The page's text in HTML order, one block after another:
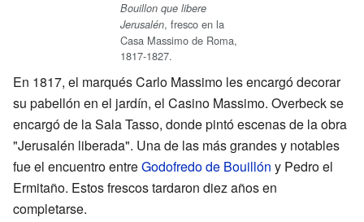
Bouillon que libere
Jerusalén, fresco en la
Casa Massimo de Roma,
1817-1827.
En 1817, el marqués Carlo Massimo les encargó decorar
su pabellón en el jardín, el Casino Massimo. Overbeck se
encargó de la Sala Tasso, donde pintó escenas de la obra
"Jerusalén liberada". Una de las más grandes y notables
fue el encuentro entreGodofredo de Bouillón y Pedro el
Ermitaño. Estos frescos tardaron diez años en
completarse.